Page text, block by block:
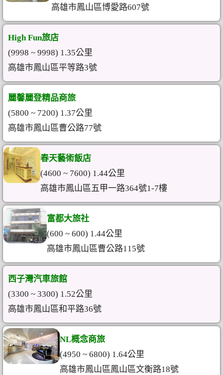
高雄市鳳山區博愛路607號
High Fun旅店
(9998 ~ 9998) 1.35公里
高雄市鳳山區平等路3號
麗馨麗登精品商旅
(5800 ~ 7200) 1.37公里
高雄市鳳山區曹公路77號
春天藝術飯店
(4600 ~ 7600) 1.44公里
高雄市鳳山區五甲一路364號1-7樓
富都大旅社
(600 ~ 600) 1.44公里
高雄市鳳山區曹公路115號
西子灣汽車旅館
(3300 ~ 3300) 1.52公里
高雄市鳳山區和平路36號
NL概念商旅
(4950 ~ 6800) 1.64公里
高雄市鳳山區鳳山區文衡路18號